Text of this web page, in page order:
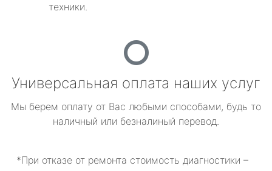
техники.
Универсальная оплата наших услуг
Мы берем оплату от Вас любыми способами, будь то
наличный или безналиный перевод.
*При отказе от ремонта стоимость диагностики –